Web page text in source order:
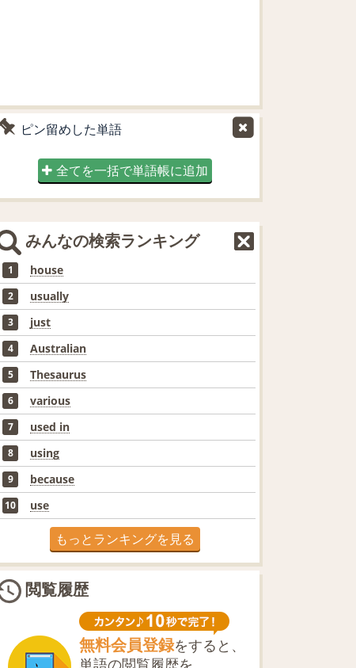
ピン留めした単語
全てを一括で単語帳に追加
みんなの検索ランキング
1 house
2 usually
3 just
4 Australian
5 Thesaurus
6 various
7 used in
8 using
9 because
10 use
もっとランキングを見る
閲覧履歴
無料会員登録をすると、
単語の閲覧履歴を